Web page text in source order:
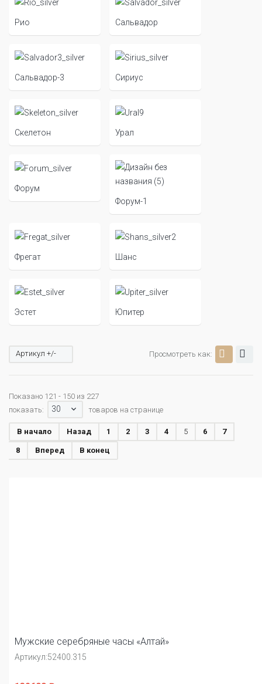
Рио Сальвадор
Сальвадор-3 Сириус
Скелетон Урал
Форум
Форум-1
Фрегат Шанс
Эстет Юпитер
Просмотреть как:
Артикул +/-
Показано 121 - 150 из 227
показать:
30 товаров на странице
В начало Назад 1 2 3 4 5 6 7
8 Вперед В конец
Мужские серебряные часы «Алтай»
Артикул:52400.315